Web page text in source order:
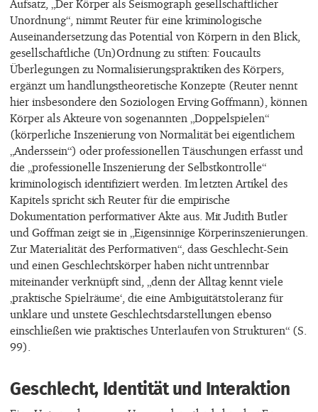
Aufsatz, „Der Körper als Seismograph gesellschaftlicher
Unordnung“, nimmt Reuter für eine kriminologische
Auseinandersetzung das Potential von Körpern in den Blick,
gesellschaftliche (Un)Ordnung zu stiften: Foucaults
Überlegungen zu Normalisierungspraktiken des Körpers,
ergänzt um handlungstheoretische Konzepte (Reuter nennt
hier insbesondere den Soziologen Erving Goffmann), können
Körper als Akteure von sogenannten „Doppelspielen“
(körperliche Inszenierung von Normalität bei eigentlichem
„Anderssein“) oder professionellen Täuschungen erfasst und
die „professionelle Inszenierung der Selbstkontrolle“
kriminologisch identifiziert werden. Im letzten Artikel des
Kapitels spricht sich Reuter für die empirische
Dokumentation performativer Akte aus. Mit Judith Butler
und Goffman zeigt sie in „Eigensinnige Körperinszenierungen.
Zur Materialität des Performativen“, dass Geschlecht-Sein
und einen Geschlechtskörper haben nicht untrennbar
miteinander verknüpft sind, „denn der Alltag kennt viele
‚praktische Spielräume‘, die eine Ambiguitätstoleranz für
unklare und unstete Geschlechtsdarstellungen ebenso
einschließen wie praktisches Unterlaufen von Strukturen“ (S.
99).
Geschlecht, Identität und Interaktion